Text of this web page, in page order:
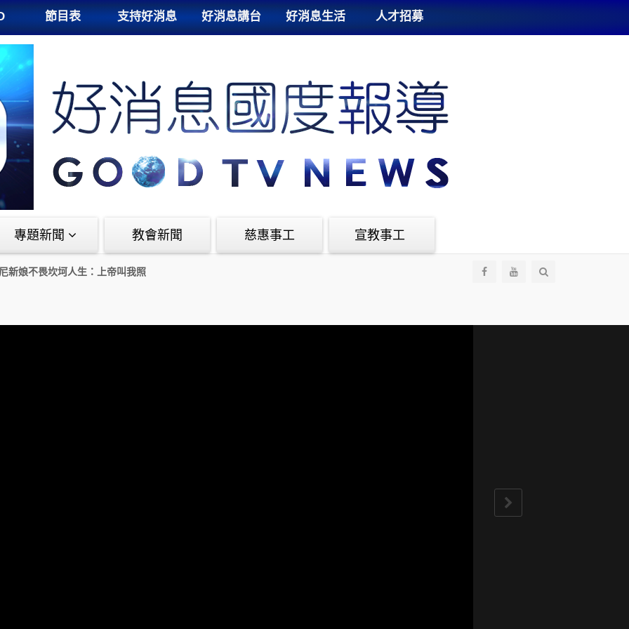
節目表 支持好消息 好消息講台 好消息生活 人才招募
專題新聞 教會新聞 慈惠事工 宣教事工
新娘不畏坎坷人生：上帝叫我照